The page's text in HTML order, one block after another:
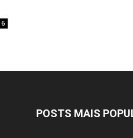
6
POSTS MAIS